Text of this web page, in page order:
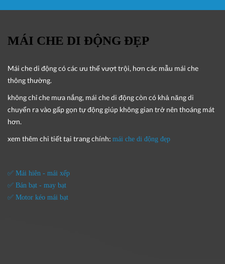
MÁI CHE DI ĐỘNG ĐẸP
Mái che di độngcó các ưu thế vượt trội, hơn các mẫu mái che
thông thường.
không chỉ che mưa nắng, mái che di động còn có khả năng di
chuyển ra vào gấp gọn tự động giúp không gian trở nên thoáng mát
hơn.
xem thêm chi tiết tại trang chính: mái che di động đẹp
✅ Mái hiên - mái xếp
✅ Bán bạt - may bạt
✅ Motor kéo mái bạt